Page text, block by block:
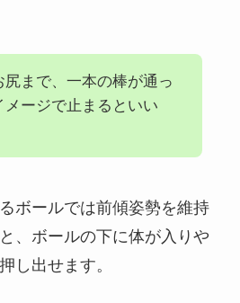
尻まで、一本の棒が通っ
メージで止まるといい
ボールでは前傾姿勢を維持
、ボールの下に体が入りや
し出せます。